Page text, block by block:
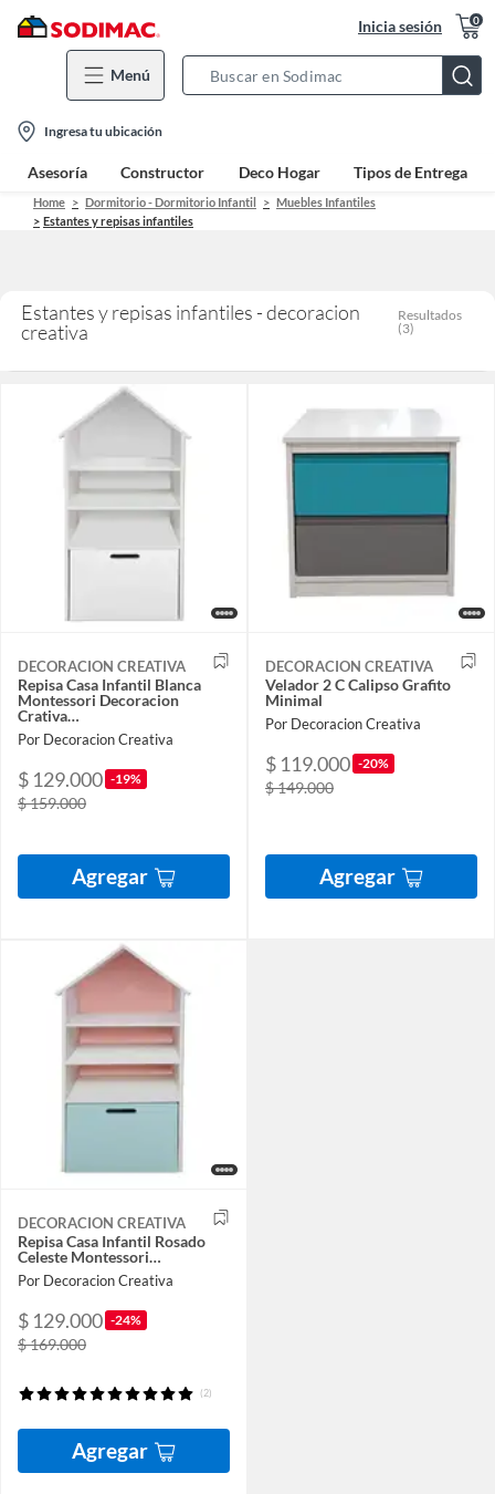
Inicia sesión 0
Menú
Bar
location-
icon
Ingresa tu ubicación
Asesoría Constructor Deco Hogar Tipos de Entrega
Home Dormitorio - Dormitorio Infantil
Muebles Infantiles
Estantes y repisas infantiles
Estantes y repisas infantiles - decoracion
creativa
Resultados
(3)
DECORACION CREATIVA
Repisa Casa Infantil Blanca
Montessori Decoracion
Crativa…
Por Decoracion Creativa
$ 129.000 -19%
$ 159.000
Agregar
DECORACION CREATIVA
Velador 2 C Calipso Grafito
Minimal
Por Decoracion Creativa
$ 119.000 -20%
$ 149.000
Agregar
DECORACION CREATIVA
Repisa Casa Infantil Rosado
Celeste Montessori…
Por Decoracion Creativa
$ 129.000 -24%
$ 169.000
(2)
Agregar